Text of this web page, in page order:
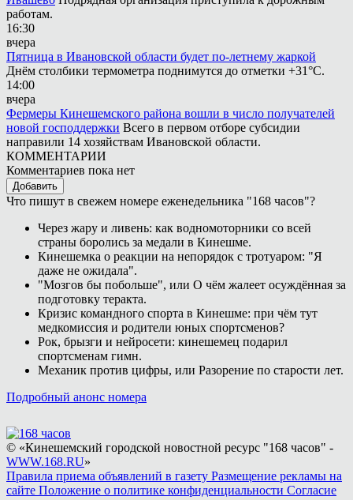
работам.
16:30
вчера
Пятница в Ивановской области будет по-летнему жаркой
Днём столбики термометра поднимутся до отметки +31°С.
14:00
вчера
Фермеры Кинешемского района вошли в число получателей
новой господдержки Всего в первом отборе субсидии
направили 14 хозяйствам Ивановской области.
КОММЕНТАРИИ
Комментариев пока нет
Добавить
Что пишут в свежем номере еженедельника "168 часов"?
Через жару и ливень: как водномоторники со всей
страны боролись за медали в Кинешме.
Кинешемка о реакции на непорядок с тротуаром: "Я
даже не ожидала".
"Мозгов бы побольше", или О чём жалеет осуждённая за
подготовку теракта.
Кризис командного спорта в Кинешме: при чём тут
медкомиссия и родители юных спортсменов?
Рок, брызги и нейросети: кинешемец подарил
спортсменам гимн.
Механик против цифры, или Разорение по старости лет.
Подробный анонс номера
© «Кинешемский городской новостной ресурс "168 часов" -
WWW.168.RU»
Правила приема объявлений в газету Размещение рекламы на
сайте Положение о политике конфиденциальности Согласие